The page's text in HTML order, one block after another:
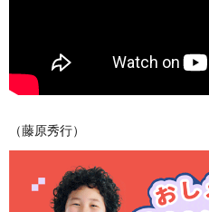
（藤原秀行）